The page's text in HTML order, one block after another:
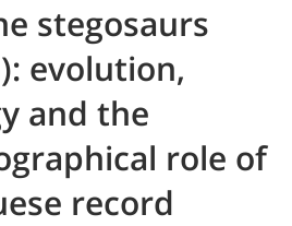
stegosaurs
evolution,
and the
role of
record